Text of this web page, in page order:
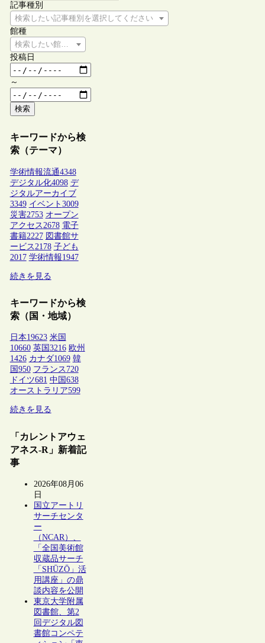
記事種別
検索したい記事種別を選択してください
館種
検索したい館種を選択してください
投稿日
～
検索
キーワードから検
索（テーマ）
学術情報流通4348
デジタル化4098 デ
ジタルアーカイブ
3349 イベント 3009
災害2753 オープン
アクセス 2678 電子
書籍2227 図書館サ
ービス 2178 子ども
2017 学術情報1947
続きを見る
キーワードから検
索（国・地域）
日本19623 米国
10660 英国 3216 欧州
1426 カナダ1069 韓
国 950 フランス 720
ドイツ681 中国 638
オーストラリア599
続きを見る
「カレントアウェ
アネス-R」新着記
事
2026年08月06
日
国立アートリ
サーチセンタ
ー
（NCAR）、
「全国美術館
収蔵品サーチ
「SHŪZŌ」活
用講座」の鼎
談内容を公開
東京大学附属
図書館、第2
回デジタル図
書館コンペテ